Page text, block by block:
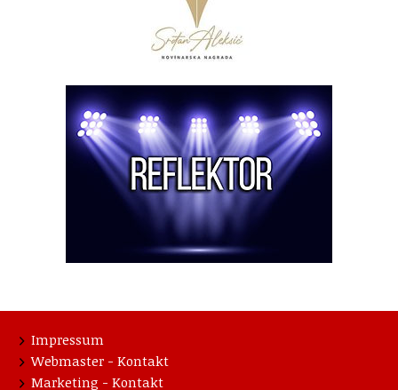
Impressum
Webmaster - Kontakt
Marketing - Kontakt